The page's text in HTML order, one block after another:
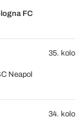
FC
Neapol
35. kolo
34. kolo